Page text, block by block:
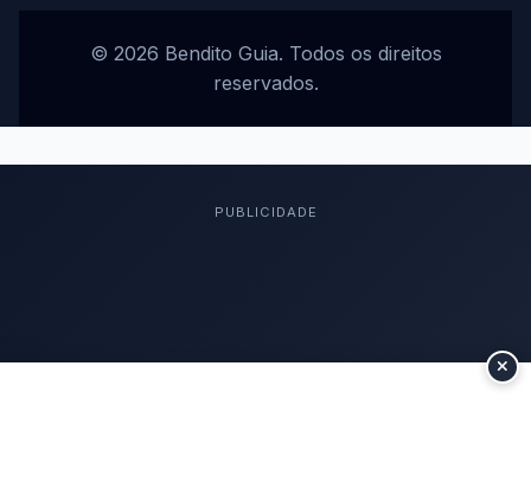
© 2026 Bendito Guia. Todos os direitos
reservados.